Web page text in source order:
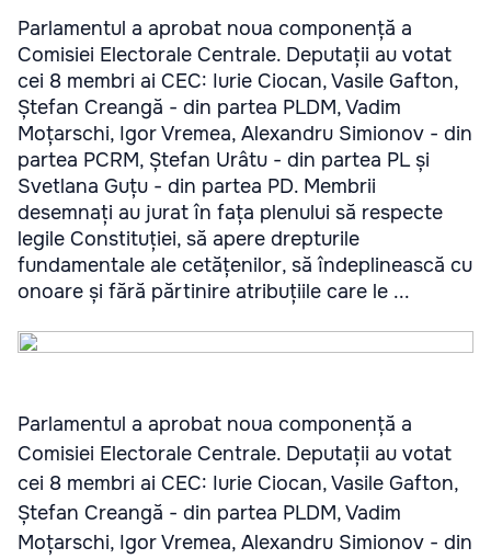
Parlamentul a aprobat noua componență a
Comisiei Electorale Centrale. Deputații au votat
cei 8 membri ai CEC: Iurie Ciocan, Vasile Gafton,
Ștefan Creangă - din partea PLDM, Vadim
Moțarschi, Igor Vremea, Alexandru Simionov - din
partea PCRM, Ștefan Urâtu - din partea PL și
Svetlana Guțu - din partea PD. Membrii
desemnați au jurat în fața plenului să respecte
legile Constituției, să apere drepturile
fundamentale ale cetățenilor, să îndeplinească cu
onoare și fără părtinire atribuțiile care le ...
Parlamentul a aprobat noua componență a
Comisiei Electorale Centrale. Deputații au votat
cei 8 membri ai CEC: Iurie Ciocan, Vasile Gafton,
Ștefan Creangă - din partea PLDM, Vadim
Moțarschi, Igor Vremea, Alexandru Simionov - din